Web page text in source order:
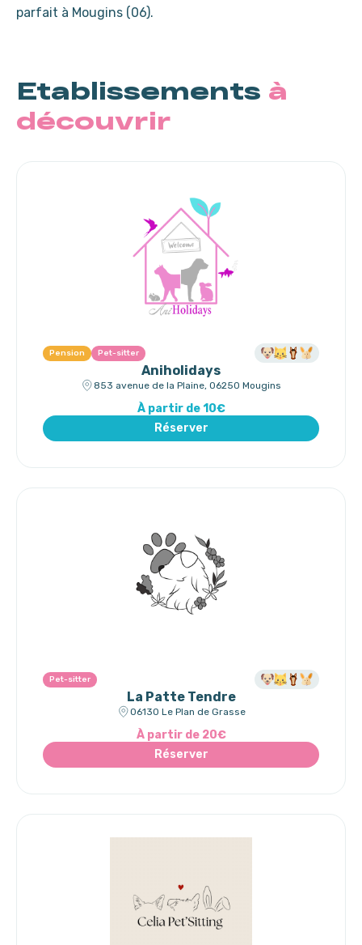
parfait à Mougins (06).
Etablissements à
découvrir
Pension Pet-sitter
Aniholidays
853 avenue de la Plaine, 06250 Mougins
À partir de 10€
Réserver
Pet-sitter
La Patte Tendre
06130 Le Plan de Grasse
À partir de 20€
Réserver